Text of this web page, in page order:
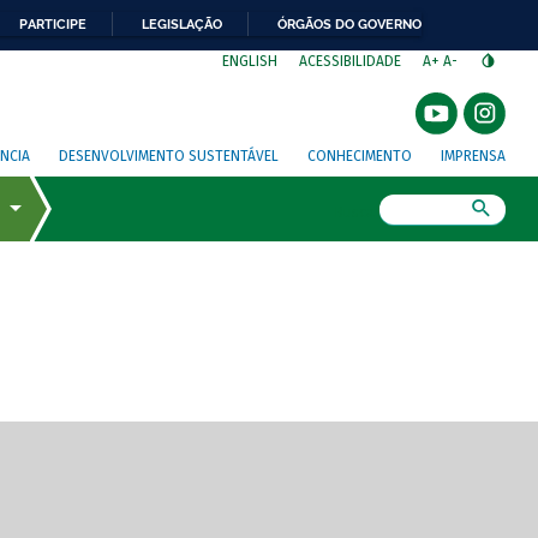
PARTICIPE LEGISLAÇÃO ÓRGÃOS DO GOVERNO
ENGLISH ACESSIBILIDADE A+ A-
DESENVOLVIMENTO SUSTENTÁVEL CONHECIMENTO IMPRENSA
de tela